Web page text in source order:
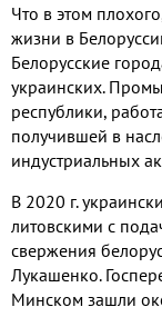
Что в этом плохого
жизни в
Белорусские
украинских.
республики,
получившей в
индустриальных
В 2020 г.
литовскими с
свержения
Лукашенко.
Минском зашли